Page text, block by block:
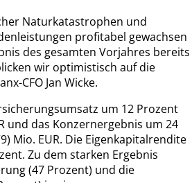
Naturkatastrophen und
profitabel gewachsen
des gesamten Vorjahres bereits
wir optimistisch auf die
CFO Jan Wicke.
um 12 Prozent
und das Konzernergebnis um 24
Mio. EUR. Die Eigenkapitalrendite
Zu dem starken Ergebnis
(47 Prozent) und die